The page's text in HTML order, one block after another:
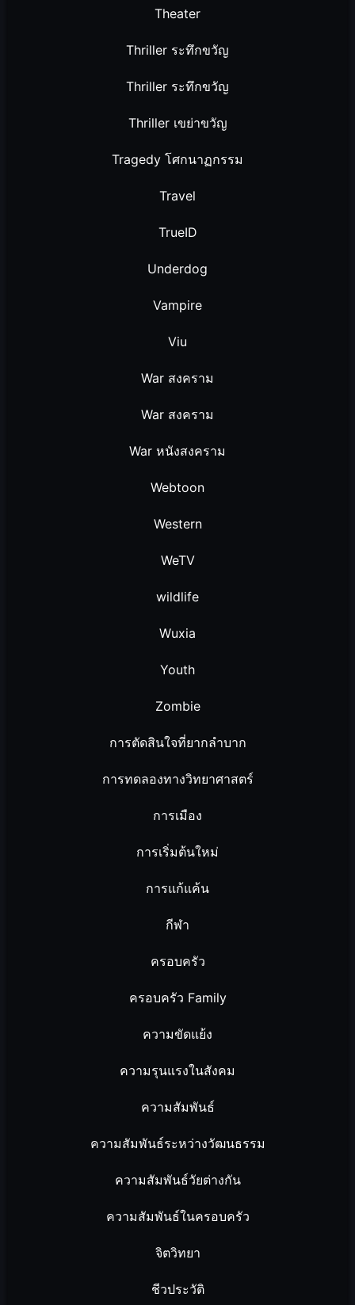
Theater
Thriller ระทึกขวัญ
Thriller ระทึกขวัญ
Thriller เขย่าขวัญ
Tragedy โศกนาฏกรรม
Travel
TrueID
Underdog
Vampire
Viu
War สงคราม
War สงคราม
War หนังสงคราม
Webtoon
Western
WeTV
wildlife
Wuxia
Youth
Zombie
การตัดสินใจที่ยากลำบาก
การทดลองทางวิทยาศาสตร์
การเมือง
การเริ่มต้นใหม่
การแก้แค้น
กีฬา
ครอบครัว
ครอบครัว Family
ความขัดแย้ง
ความรุนแรงในสังคม
ความสัมพันธ์
ความสัมพันธ์ระหว่างวัฒนธรรม
ความสัมพันธ์วัยต่างกัน
ความสัมพันธ์ในครอบครัว
จิตวิทยา
ชีวประวัติ